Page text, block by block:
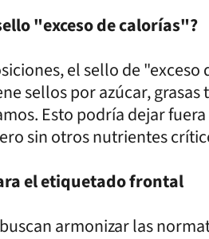
"exceso de calorías"?
el sello de
sellos por azúcar, grasas
Esto podría dejar
sin otros nutrientes
el etiquetado frontal
armonizar las